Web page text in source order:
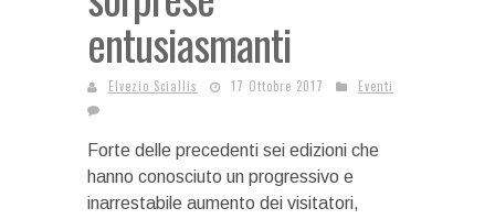
entusiasmanti
Elvezio Sciallis 17 Ottobre 2017 Eventi
Forte delle precedenti sei edizioni che
hanno conosciuto un progressivo e
inarrestabile aumento dei visitatori,